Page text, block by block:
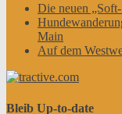
Die neuen
Main
Auf dem
Bleib Up-to-date